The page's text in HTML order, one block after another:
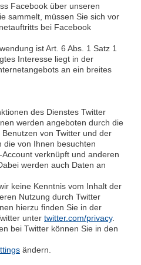
Facebook über unseren
sammelt, müssen Sie sich vor
bei Facebook
ist Art. 6 Abs. 1 Satz 1
Interesse liegt in der
an ein breites
des Dienstes Twitter
werden angeboten durch die
von Twitter und der
die von Ihnen besuchten
verknüpft und anderen
werden auch Daten an
keine Kenntnis vom Inhalt der
Nutzung durch Twitter
hierzu finden Sie in der
unter twitter.com/privacy.
bei Twitter können Sie in den
ändern.